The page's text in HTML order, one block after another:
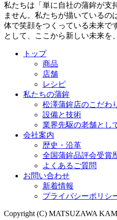
私たちは「単に自社の蒲鉾が支
ません。私たちが描いているの
体で笑顔をつくっている未来で
として、ここから新しい未来を
トップ
商品
店舗
レシピ
私たちの蒲鉾
松澤蒲鉾店のこだわ
設備と技術
業界先駆の老舗とし
会社案内
歴史・沿革
全国蒲鉾品評会受賞
よくあるご質問
お問い合わせ
新着情報
プライバシーポリシ
Copyright (C) MATSUZAWA